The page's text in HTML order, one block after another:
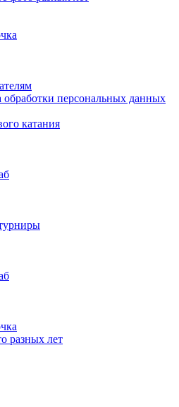
персональных данных
катания
разных лет